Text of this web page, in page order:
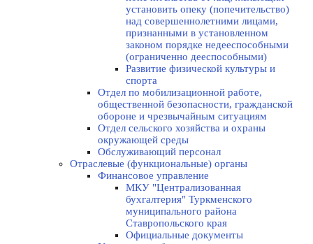
установить опеку (попечительство)
над совершеннолетними лицами,
признанными в установленном
законом порядке недееспособными
(ограниченно дееспособными)
Развитие физической культуры и
спорта
Отдел по мобилизационной работе,
общественной безопасности, гражданской
оборонe и чрезвычайным ситуациям
Отдел сельского хозяйства и охраны
окружающей среды
Обслуживающий персонал
Отраслевые (функциональные) органы
Финансовое управление
МКУ "Централизованная
бухгалтерия" Туркменского
муниципального района
Ставропольского края
Официальные документы